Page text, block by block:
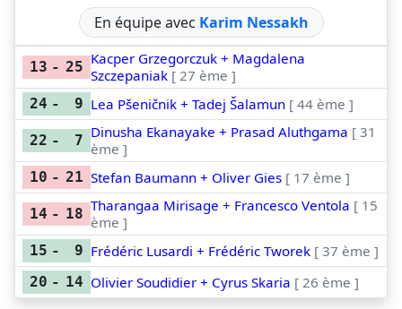
En équipe avec Karim Nessakh
13 - 25 Kacper Grzegorczuk + Magdalena
Szczepaniak [ 27 ème ]
24 - 9 Lea Pšeničnik + Tadej Šalamun [ 44 ème ]
22 - 7 Dinusha Ekanayake + Prasad Aluthgama [ 31
ème ]
10 - 21 Stefan Baumann + Oliver Gies [ 17 ème ]
14 - 18 Tharangaa Mirisage + Francesco Ventola [ 15
ème ]
15 - 9 Frédéric Lusardi + Frédéric Tworek [ 37 ème ]
20 - 14 Olivier Soudidier + Cyrus Skaria [ 26 ème ]